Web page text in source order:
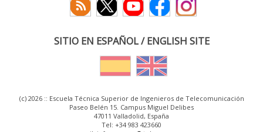
SITIO EN ESPAÑOL / ENGLISH SITE
(c) 2026 :: Escuela Técnica Superior de Ingenieros de Telecomunicación
Paseo Belén 15. Campus Miguel Delibes
47011 Valladolid, España
Tel: +34 983 423660